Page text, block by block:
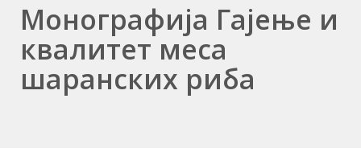
Mонографија Гајење и
квалитет меса
шаранских риба